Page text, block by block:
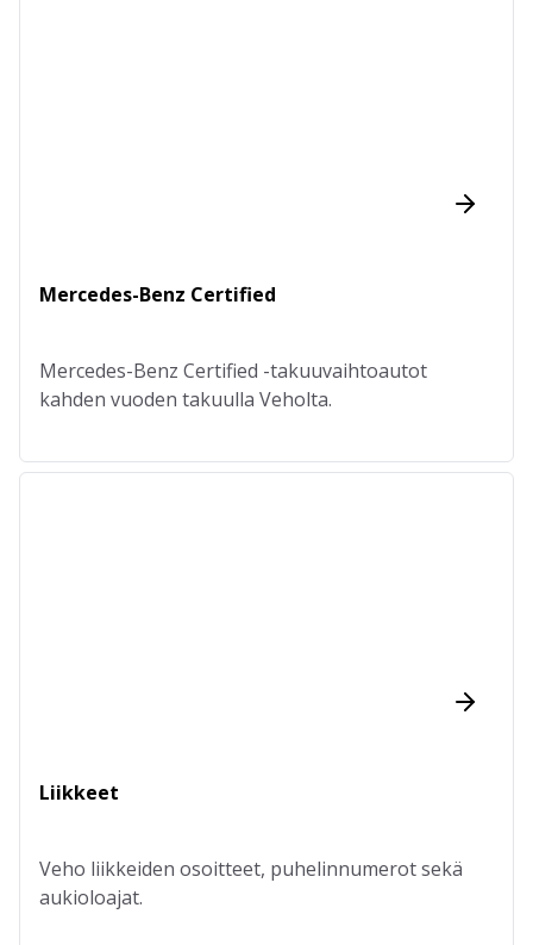
Mercedes-Benz Certified
Mercedes-Benz Certified -takuuvaihtoautot
kahden vuoden takuulla Veholta.
Liikkeet
Veho liikkeiden osoitteet, puhelinnumerot sekä
aukioloajat.